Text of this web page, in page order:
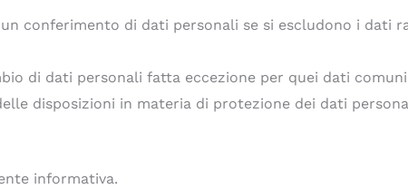
conferimento di dati personali se si escludono i dati
di dati personali fatta eccezione per quei dati
disposizioni in materia di protezione dei dati
informativa.